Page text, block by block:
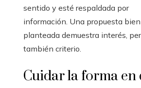
sentido y esté respaldada por
información. Una propuesta bien
planteada demuestra interés,
también criterio.
Cuidar la forma en